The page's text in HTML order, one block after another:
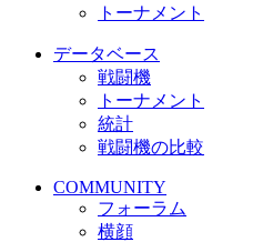
トーナメント
データベース
戦闘機
トーナメント
統計
戦闘機の比較
COMMUNITY
フォーラム
横顔